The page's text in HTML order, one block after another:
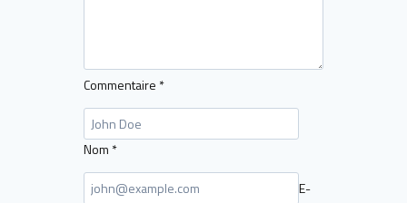
Commentaire *
Nom *
E-